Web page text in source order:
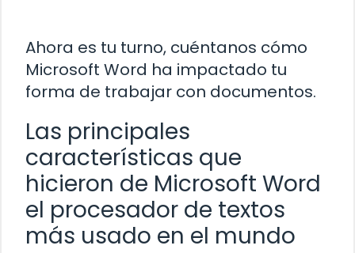
Ahora es tu turno, cuéntanos cómo
Microsoft Word ha impactado tu
forma de trabajar con documentos.
Las principales
características que
hicieron de Microsoft Word
el procesador de textos
más usado en el mundo